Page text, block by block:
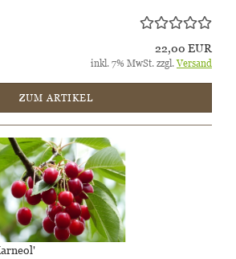
22,00 EUR
inkl. 7% MwSt. zzgl.Versand
ZUM ARTIKEL